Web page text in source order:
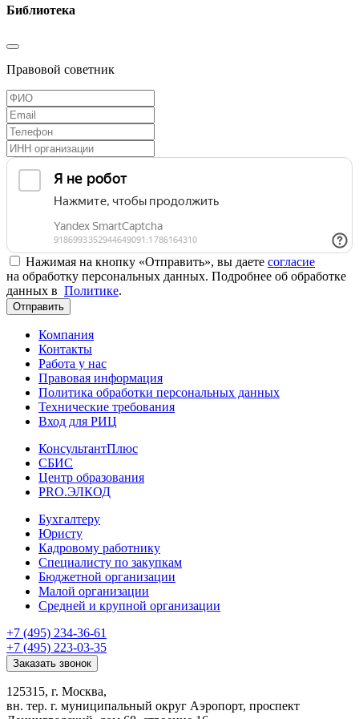
Библиотека
Правовой советник
Нажимая на кнопку «Отправить», вы даете согласие
на обработку персональных данных. Подробнее об обработке
данных в Политике.
Отправить
Компания
Контакты
Работа у нас
Правовая информация
Политика обработки персональных данных
Технические требования
Вход для РИЦ
КонсультантПлюс
СБИС
Центр образования
PRO.ЭЛКОД
Бухгалтеру
Юристу
Кадровому работнику
Специалисту по закупкам
Бюджетной организации
Малой организации
Средней и крупной организации
+7 (495) 234-36-61
+7 (495) 223-03-35
Заказать звонок
125315, г. Москва,
вн. тер. г. муниципальный округ Аэропорт, проспект